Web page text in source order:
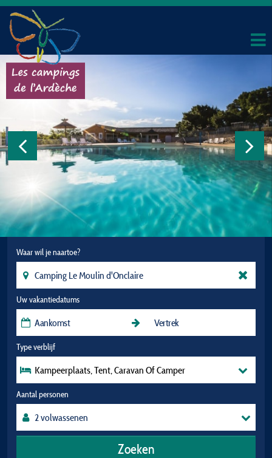
Waar wil je naartoe?
Uw vakantiedatums
Type verblijf
Kampeerplaats, Tent, Caravan Of Camper
Aantal personen
Zoeken